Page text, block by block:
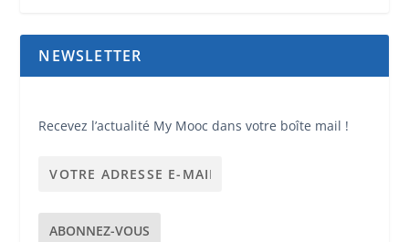
NEWSLETTER
Recevez l’actualité My Mooc dans votre boîte mail !